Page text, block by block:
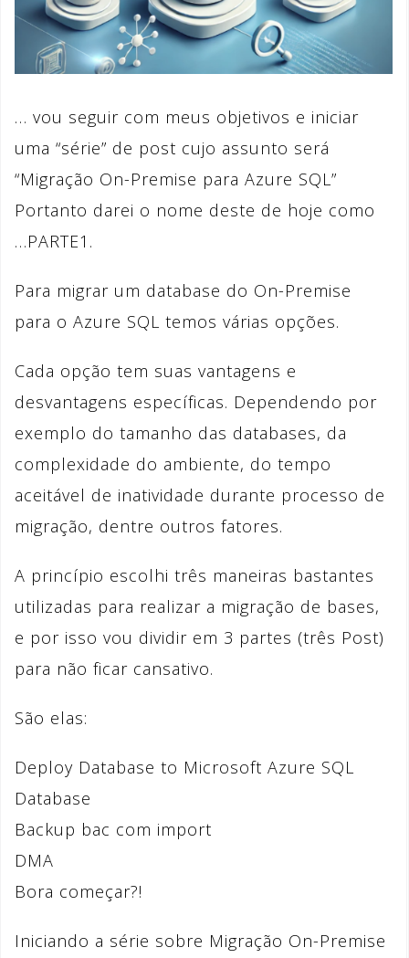
… vou seguir com meus objetivos e iniciar
uma “série” de post cujo assunto será
“Migração On-Premise para Azure SQL”
Portanto darei o nome deste de hoje como
…PARTE1.
Para migrar um database do On-Premise
para o Azure SQL temos várias opções.
Cada opção tem suas vantagens e
desvantagens específicas. Dependendo por
exemplo do tamanho das databases, da
complexidade do ambiente, do tempo
aceitável de inatividade durante processo de
migração, dentre outros fatores.
A princípio escolhi três maneiras bastantes
utilizadas para realizar a migração de bases,
e por isso vou dividir em 3 partes (três Post)
para não ficar cansativo.
São elas:
Deploy Database to Microsoft Azure SQL
Database
Backup bac com import
DMA
Bora começar?!
Iniciando a série sobre Migração On-Premise